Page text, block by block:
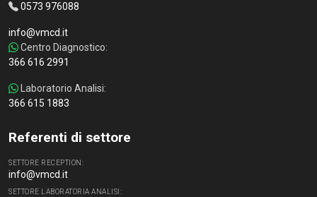
0573 976088
info@vmcd.it
Centro Diagnostico:
366 616 2991
Laboratorio Analisi:
366 615 1883
Referenti di settore
SETTORE RECEPTION:
info@vmcd.it
SETTORE LABORATORIA ANALISI: